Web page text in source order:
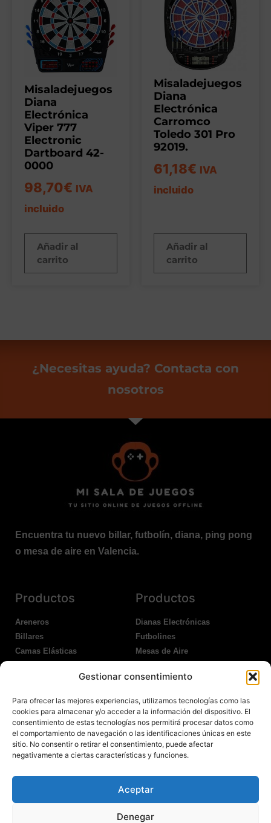
Gestionar consentimiento
Para ofrecer las mejores experiencias, utilizamos tecnologías como las
cookies para almacenar y/o acceder a la información del dispositivo. El
consentimiento de estas tecnologías nos permitirá procesar datos como
el comportamiento de navegación o las identificaciones únicas en este
sitio. No consentir o retirar el consentimiento, puede afectar
negativamente a ciertas características y funciones.
Aceptar
Denegar
Misaladejuegos
Diana
Electrónica
Viper 777
Electronic
Dartboard 42-
0000
98,70€ IVA
incluido
Añadir al
carrito
Misaladejuegos
Diana
Electrónica
Carromco
Toledo 301 Pro
92019.
61,18€ IVA
incluido
Añadir al
carrito
¿Necesitas ayuda? Contacta con
nosotros
Encuentra tu nuevo billar, futbolín, diana, ping pong
o mesa de aire en Valencia.
Productos
Areneros
Billares
Camas Elásticas
Productos
Dianas Electrónicas
Futbolines
Mesas de Aire
Ping Pong Exterior
Nosotros
Atención al Cliente
Garantías
Política Devoluciones
Legales
Aviso Legal
Política de Privacidad
Polítíca de RRSS